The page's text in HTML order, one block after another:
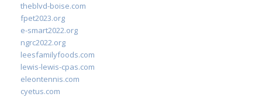
theblvd-boise.com
fpet2023.org
e-smart2022.org
ngrc2022.org
leesfamilyfoods.com
lewis-lewis-cpas.com
eleontennis.com
cyetus.com